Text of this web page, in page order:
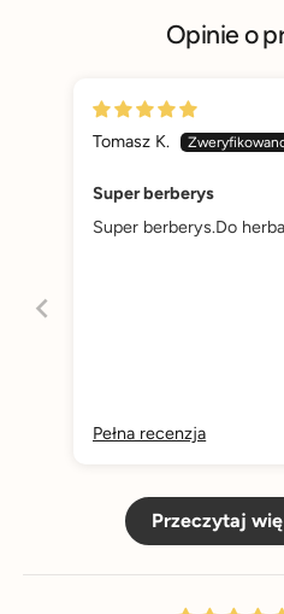
Opinie o
Tomasz K.
Super berberys
Super berberys.Do
Pełna recenzja
Przeczytaj